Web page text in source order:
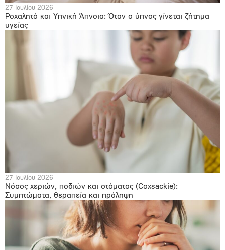
27 Ιουλίου 2026
Ροχαλητό και Υπνική Άπνοια: Όταν ο ύπνος γίνεται ζήτημα
υγείας
27 Ιουλίου 2026
Νόσος χεριών, ποδιών και στόματος (Coxsackie):
Συμπτώματα, θεραπεία και πρόληψη